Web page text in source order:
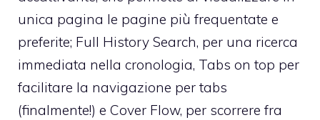
unica pagina le pagine più frequentate e
preferite; Full History Search, per una ricerca
immediata nella cronologia, Tabs on top per
facilitare la navigazione per tabs
(finalmente!) e Cover Flow, per scorrere fra